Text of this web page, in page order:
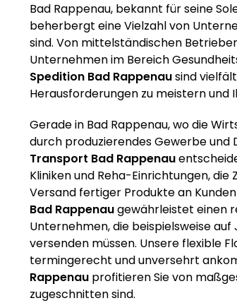
Bad Rappenau, bekannt für seine
beherbergt eine Vielzahl von
sind. Von mittelständischen
Unternehmen im Bereich
Spedition Bad Rappenausind
Herausforderungen zu meistern
Gerade in Bad Rappenau, wo die
durch produzierendes Gewerbe
Transport Bad Rappenau
Kliniken und Reha-Einrichtungen,
Versand fertiger Produkte an
Bad Rappenaugewährleistet einen
Unternehmen, die beispielsweise
versenden müssen. Unsere flexible
termingerecht und unversehrt
Rappenau profitieren Sie von
zugeschnitten sind.